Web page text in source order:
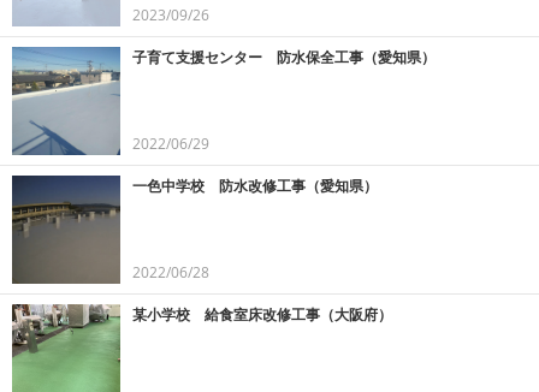
2023/09/26
子育て支援センター 防水保全工事（愛知県）
2022/06/29
一色中学校 防水改修工事（愛知県）
2022/06/28
某小学校 給食室床改修工事（大阪府）